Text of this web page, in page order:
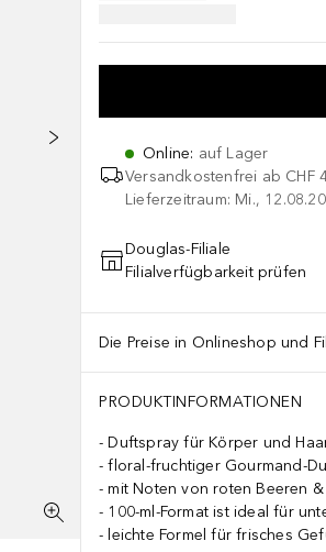
Online: auf Lager
Versandkostenfrei ab CHF
Lieferzeitraum: Mi.,
Douglas-Filiale
Filialverfügbarkeit prüfen
Die Preise in Onlineshop und
PRODUKTINFORMATIONEN
Duftspray für Körper und
floral-fruchtiger Gourmand-
mit Noten von roten Beeren &
100-ml-Format ist ideal für
leichte Formel für frisches